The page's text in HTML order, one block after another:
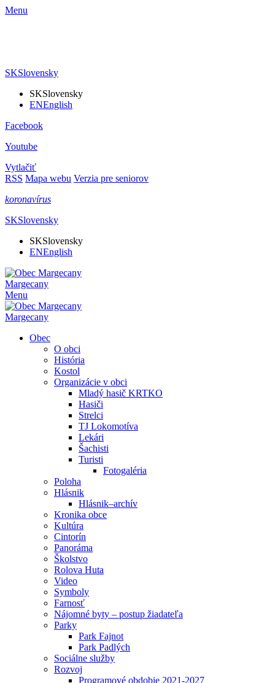
Menu
SKSlovensky
SKSlovensky
ENEnglish
Facebook
Youtube
Vytlačiť
RSS Mapa webu Verzia pre seniorov
koronavírus
SKSlovensky
SKSlovensky
ENEnglish
Margecany
Menu
Margecany
Obec
O obci
História
Kostol
Organizácie v obci
Mladý hasič KRTKO
Hasiči
Strelci
TJ Lokomotíva
Lekári
Šachisti
Turisti
Fotogaléria
Poloha
Hlásnik
Hlásnik–archív
Kronika obce
Kultúra
Cintorín
Panoráma
Školstvo
Rolova Huta
Video
Symboly
Farnosť
Nájomné byty – postup žiadateľa
Parky
Park Fajnot
Park Padlých
Sociálne služby
Rozvoj
Programové obdobie 2021-2027